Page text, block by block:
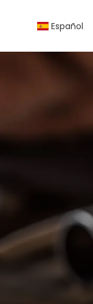
Español